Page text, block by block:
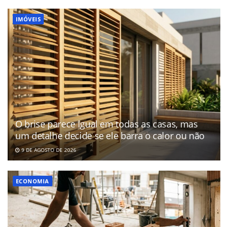
IMÓVEIS
O brise parece igual em todas as casas, mas
um detalhe decide se ele barra o calor ou não
9 DE AGOSTO DE 2026
ECONOMIA